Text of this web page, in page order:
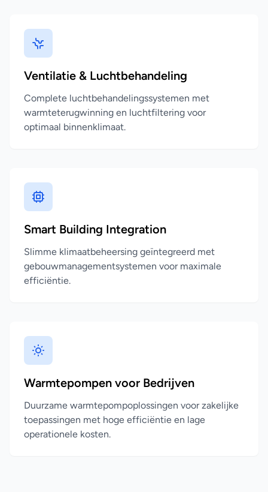
Ventilatie & Luchtbehandeling
Complete luchtbehandelingssystemen met
warmteterugwinning en luchtfiltering voor
optimaal binnenklimaat.
Smart Building Integration
Slimme klimaatbeheersing geïntegreerd met
gebouwmanagementsystemen voor maximale
efficiëntie.
Warmtepompen voor Bedrijven
Duurzame warmtepompoplossingen voor zakelijke
toepassingen met hoge efficiëntie en lage
operationele kosten.